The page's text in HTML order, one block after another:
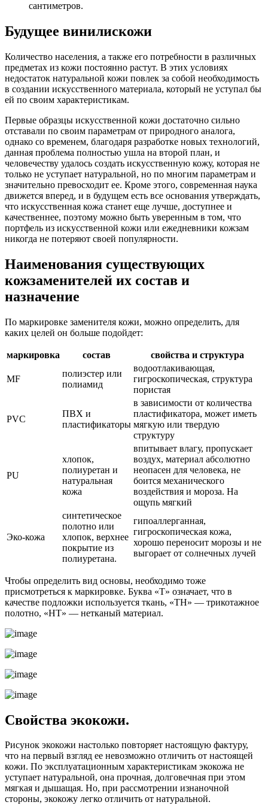
сантиметров.
Будущее винилискожи
Количество населения, а также его потребности в различных
предметах из кожи постоянно растут. В этих условиях
недостаток натуральной кожи повлек за собой необходимость
в создании искусственного материала, который не уступал бы
ей по своим характеристикам.
Первые образцы искусственной кожи достаточно сильно
отставали по своим параметрам от природного аналога,
однако со временем, благодаря разработке новых технологий,
данная проблема полностью ушла на второй план, и
человечеству удалось создать искусственную кожу, которая не
только не уступает натуральной, но по многим параметрам и
значительно превосходит ее. Кроме этого, современная наука
движется вперед, и в будущем есть все основания утверждать,
что искусственная кожа станет еще лучше, доступнее и
качественнее, поэтому можно быть уверенным в том, что
портфель из искусственной кожи или ежедневники кожзам
никогда не потеряют своей популярности.
Наименования существующих
кожзаменителей их состав и
назначение
По маркировке заменителя кожи, можно определить, для
каких целей он больше подойдет:
маркировка состав свойства и структура
MF
полиэстер или
полиамид
водоотлакивающая,
гигроскопическая, структура
пористая
PVC
ПВХ и
пластификаторы
в зависимости от количества
пластификатора, может иметь
мягкую или твердую
структуру
PU
хлопок,
полиуретан и
натуральная
кожа
впитывает влагу, пропускает
воздух, материал абсолютно
неопасен для человека, не
боится механического
воздействия и мороза. На
ощупь мягкий
Эко-кожа
синтетическое
полотно или
хлопок, верхнее
покрытие из
полиуретана.
гипоаллерганная,
гигроскопическая кожа,
хорошо переносит морозы и не
выгорает от солнечных лучей
Чтобы определить вид основы, необходимо тоже
присмотреться к маркировке. Буква «Т» означает, что в
качестве подложки используется ткань, «ТН» — трикотажное
полотно, «НТ» — нетканый материал.
Свойства экокожи.
Рисунок экокожи настолько повторяет настоящую фактуру,
что на первый взгляд ее невозможно отличить от настоящей
кожи. По эксплуатационным характеристикам экокожа не
уступает натуральной, она прочная, долговечная при этом
мягкая и дышащая. Но, при рассмотрении изнаночной
стороны, экокожу легко отличить от натуральной.